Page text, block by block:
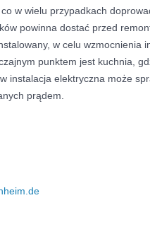
w wielu przypadkach
powinna dostać przed
w celu wzmocnienia
punktem jest kuchnia,
instalacja elektryczna może
prądem.